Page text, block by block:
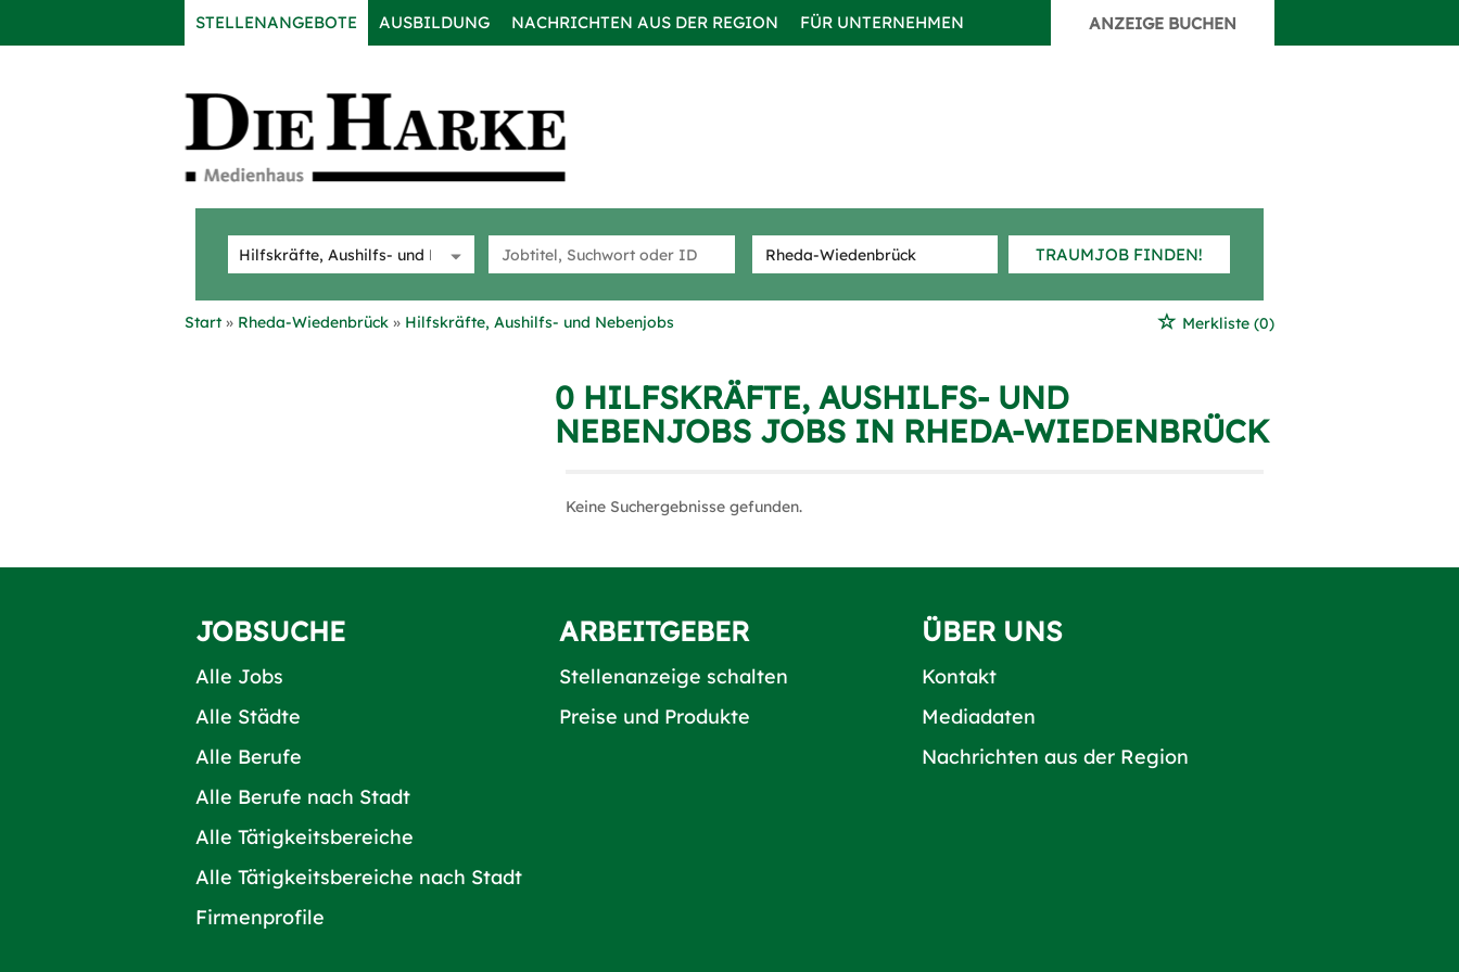
STELLENANGEBOTE AUSBILDUNG NACHRICHTEN AUS DER REGION FÜR UNTERNEHMEN ANZEIGE BUCHEN
TRAUMJOB FINDEN!
Start Rheda-Wiedenbrück Hilfskräfte, Aushilfs- und Nebenjobs Merkliste (0)
0 HILFSKRÄFTE, AUSHILFS- UND
NEBENJOBS JOBS IN RHEDA-WIEDENBRÜCK
Keine Suchergebnisse gefunden.
JOBSUCHE
Alle Jobs
Alle Städte
Alle Berufe
Alle Berufe nach Stadt
Alle Tätigkeitsbereiche
Alle Tätigkeitsbereiche nach Stadt
Firmenprofile
ARBEITGEBER
Stellenanzeige schalten
Preise und Produkte
ÜBER UNS
Kontakt
Mediadaten
Nachrichten aus der Region